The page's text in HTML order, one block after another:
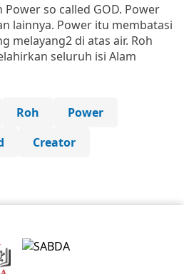
so called GOD. Power
lainnya. Power itu membatasi
melayang2 di atas air. Roh
seluruh isi Alam
Roh
Power
Creator